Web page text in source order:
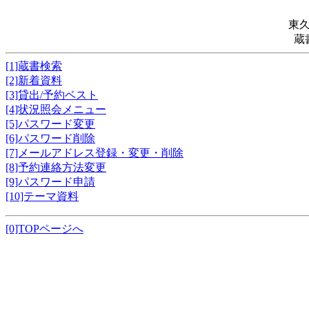
東
蔵
[1]蔵書検索
[2]新着資料
[3]貸出/予約ベスト
[4]状況照会メニュー
[5]パスワード変更
[6]パスワード削除
[7]メールアドレス登録・変更・削除
[8]予約連絡方法変更
[9]パスワード申請
[10]テーマ資料
[0]TOPページへ